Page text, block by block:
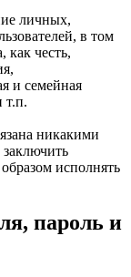
личных,
в том
как честь,
и семейная
т.п.
никакими
заключить
исполнять
пароль и